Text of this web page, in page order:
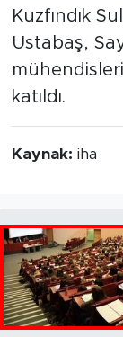
Kuzfındık
Ustabaş,
katıldı.
Kaynak: iha